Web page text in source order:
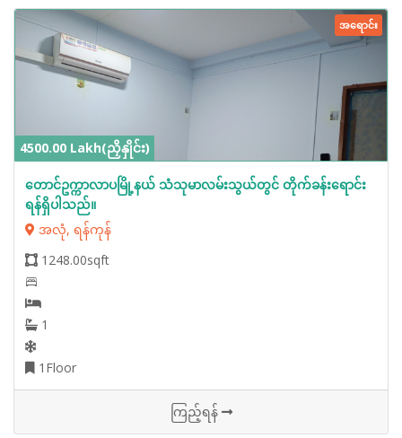
4500.00 Lakh(ညှိနှိုင်း)
အရောင်း
တောင်ဥက္ကာလာပမြို့နယ် သံသုမာလမ်းသွယ်တွင် တိုက်ခန်းရောင်း
ရန်ရှိပါသည်။
အလုံ, ရန်ကုန်
1248.00sqft
1
1Floor
ကြည့်ရန်